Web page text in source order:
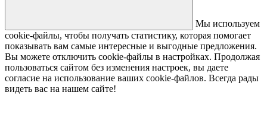
Мы используем
cookie-файлы, чтобы получать статистику, которая помогает
показывать вам самые интересные и выгодные предложения.
Вы можете отключить cookie-файлы в настройках. Продолжая
пользоваться сайтом без изменения настроек, вы даете
согласие на использование ваших cookie-файлов. Всегда рады
видеть вас на нашем сайте!